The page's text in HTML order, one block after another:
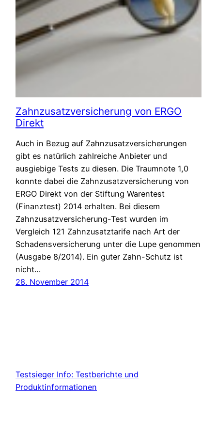
Zahnzusatzversicherung von ERGO
Direkt
Auch in Bezug auf Zahnzusatzversicherungen
gibt es natürlich zahlreiche Anbieter und
ausgiebige Tests zu diesen. Die Traumnote 1,0
konnte dabei die Zahnzusatzversicherung von
ERGO Direkt von der Stiftung Warentest
(Finanztest) 2014 erhalten. Bei diesem
Zahnzusatzversicherung-Test wurden im
Vergleich 121 Zahnzusatztarife nach Art der
Schadensversicherung unter die Lupe genommen
(Ausgabe 8/2014). Ein guter Zahn-Schutz ist
nicht…
28. November 2014
Testsieger Info: Testberichte und
Produktinformationen